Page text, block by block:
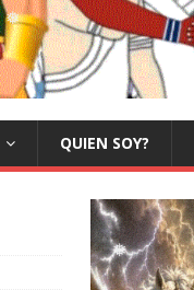
❅
QUIEN SOY?